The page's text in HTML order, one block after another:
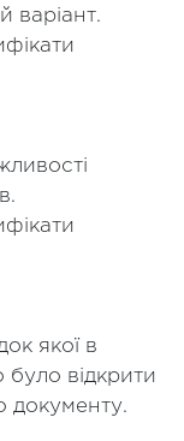
варіант.
якої в
відкрити
документу.